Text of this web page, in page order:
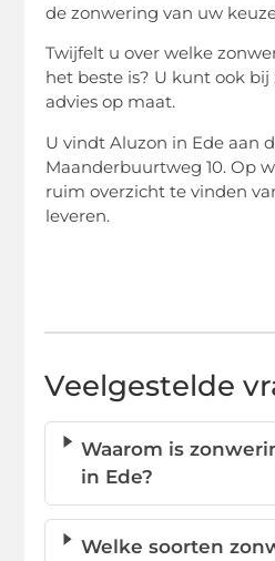
de zonwering van uw
Twijfelt u over welke
het beste is? U kunt ook
advies op maat.
U vindt Aluzon in Ede aan
Maanderbuurtweg 10. Op
ruim overzicht te vinden
leveren.
Veelgestelde
Waarom is
in Ede?
Welke soorten